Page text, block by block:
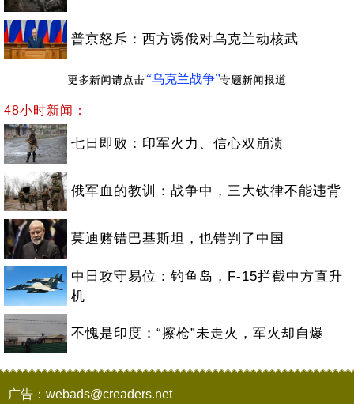
普京怒斥：西方诱俄对乌克兰动核武
“乌克兰战争”
48小时新闻：
七日即败：印军火力、信心双崩溃
俄军血的教训：战争中，三大铁律不能违背
莫迪赌错巴基斯坦，也错判了中国
中日攻守易位：钓鱼岛，F-15拦截中方直升
机
不愧是印度：“擦枪”未走火，军火却自爆
广告：webads@creaders.net